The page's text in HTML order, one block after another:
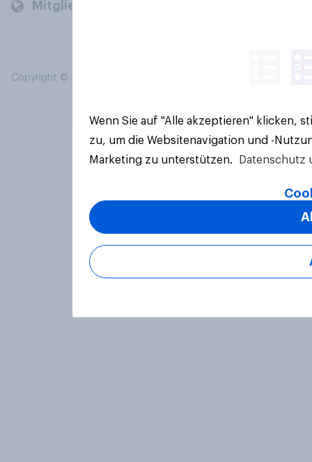
Mitglieder und Kunden
Copyright © 2026 YouGov PLC. Alle Rechte vorbehalten.
Wenn Sie auf "Alle akzeptieren" klicken,
zu, um die Websitenavigation und -
Marketing zu unterstützen.
Datenschutz